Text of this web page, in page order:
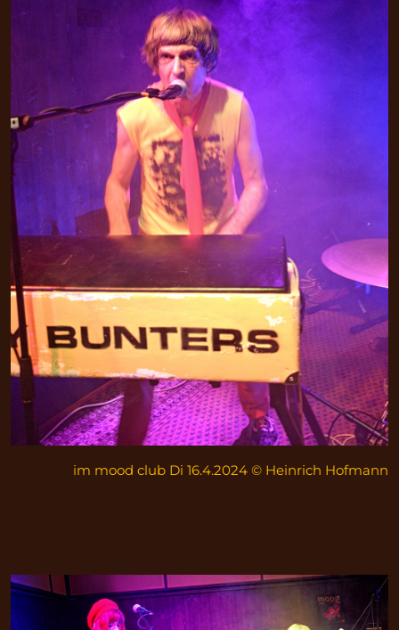
im mood club Di 16.4.2024 © Heinrich Hofmann